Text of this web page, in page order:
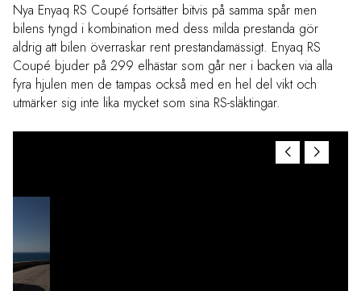
Nya Enyaq RS Coupé fortsätter bitvis på samma spår men
bilens tyngd i kombination med dess milda prestanda gör
aldrig att bilen överraskar rent prestandamässigt. Enyaq RS
Coupé bjuder på 299 elhästar som går ner i backen via alla
fyra hjulen men de tampas också med en hel del vikt och
utmärker sig inte lika mycket som sina RS-släktingar.